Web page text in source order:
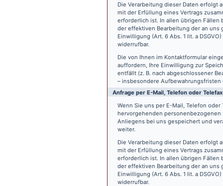
Die Verarbeitung dieser Daten erfolgt
mit der Erfüllung eines Vertrags
erforderlich ist. In allen übrigen Fällen
der effektiven Bearbeitung der an uns
Einwilligung (Art. 6 Abs. 1 lit. a
widerrufbar.
Die von Ihnen im Kontaktformular
auffordern, Ihre Einwilligung zur
entfällt (z. B. nach abgeschlossener
– insbesondere
Anfrage per E-Mail, Telefon oder Telefax
Wenn Sie uns per E-Mail, Telefon
hervorgehenden personenbezogenen
Anliegens bei uns gespeichert und
weiter.
Die Verarbeitung dieser Daten erfolgt
mit der Erfüllung eines Vertrags
erforderlich ist. In allen übrigen Fällen
der effektiven Bearbeitung der an uns
Einwilligung (Art. 6 Abs. 1 lit. a
widerrufbar.